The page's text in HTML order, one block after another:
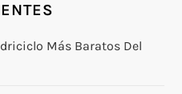
Más Baratos Del